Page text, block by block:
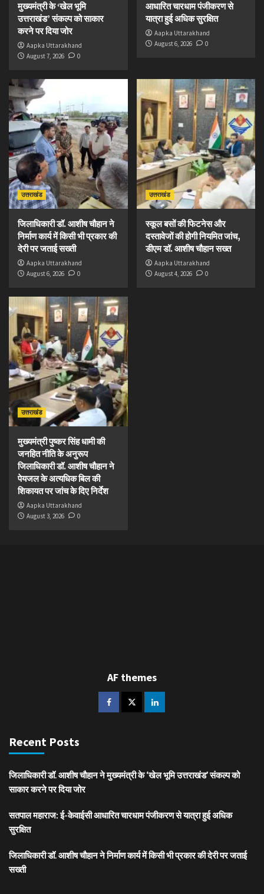
मुख्यमंत्री के ‘खेल भूमि
उत्तराखंड’ संकल्प को साकार
करने पर दिया जोर
Aapka Uttarakhand
August 7, 2026
0
आधारित चारधाम पंजीकरण से
यात्रा हुई अधिक सुरक्षित
Aapka Uttarakhand
August 6, 2026
0
उत्तराखंड
जिलाधिकारी डॉ. आशीष चौहान ने
निर्माण कार्य में किसी भी प्रकार की
देरी पर जताई सख्ती
Aapka Uttarakhand
August 6, 2026
0
उत्तराखंड
स्कूल बसों की फिटनेस और
दस्तावेजों की होगी नियमित जांच,
डीएम डॉ. आशीष चौहान सख्त
Aapka Uttarakhand
August 4, 2026
0
उत्तराखंड
मुख्यमंत्री पुष्कर सिंह धामी की
जनहित नीति के अनुरूप
जिलाधिकारी डॉ. आशीष चौहान ने
पेयजल के अत्यधिक बिल की
शिकायत पर जांच के दिए निर्देश
Aapka Uttarakhand
August 3, 2026
0
AF themes
Recent Posts
जिलाधिकारी डॉ. आशीष चौहान ने मुख्यमंत्री के ‘खेल भूमि उत्तराखंड’ संकल्प को
साकार करने पर दिया जोर
सतपाल महाराज: ई-केवाईसी आधारित चारधाम पंजीकरण से यात्रा हुई अधिक
सुरक्षित
जिलाधिकारी डॉ. आशीष चौहान ने निर्माण कार्य में किसी भी प्रकार की देरी पर जताई
सख्ती